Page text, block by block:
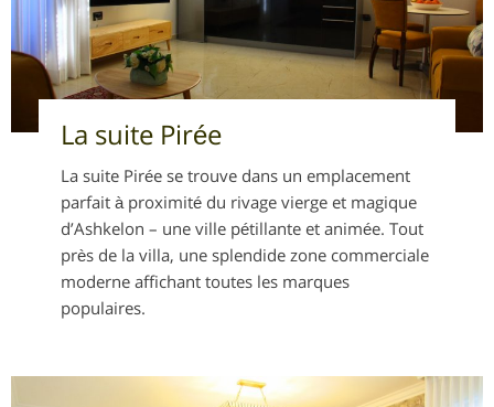
La suite Pirée
La suite Pirée se trouve dans un emplacement
parfait à proximité du rivage vierge et magique
d’Ashkelon – une ville pétillante et animée. Tout
près de la villa, une splendide zone commerciale
moderne affichant toutes les marques
populaires.